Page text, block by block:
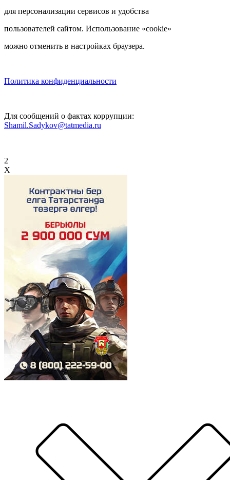
для персонализации сервисов и удобства
пользователей сайтом. Использование «cookie»
можно отменить в настройках браузера.
Политика конфиденциальности
Для сообщений о фактах коррупции:
Shamil.Sadykov@tatmedia.ru
2
X